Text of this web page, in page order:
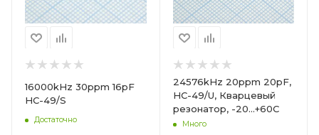
16000kHz 30ppm 16pF
HC-49/S
Достаточно
24576kHz 20ppm 20pF,
HC-49/U, Кварцевый
резонатор, -20...+60C
Много